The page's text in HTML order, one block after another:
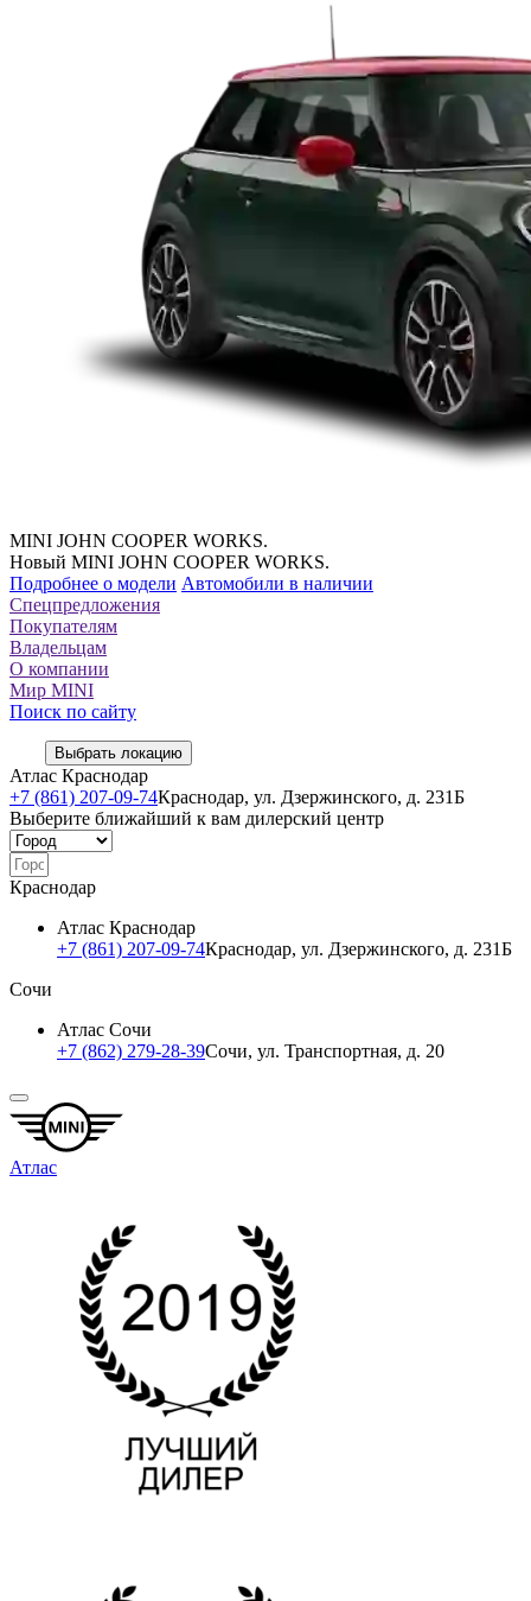
MINI JOHN COOPER WORKS.
Новый MINI JOHN COOPER WORKS.
Подробнее о модели Автомобили в наличии
Спецпредложения
Покупателям
Владельцам
О компании
Мир MINI
Поиск по сайту
Выбрать локацию
Атлас Краснодар
+7 (861) 207-09-74Краснодар, ул. Дзержинского, д. 231Б
Выберите ближайший к вам дилерский центр
Краснодар
Атлас Краснодар
+7 (861) 207-09-74Краснодар, ул. Дзержинского, д. 231Б
Сочи
Атлас Сочи
+7 (862) 279-28-39Сочи, ул. Транспортная, д. 20
Атлас